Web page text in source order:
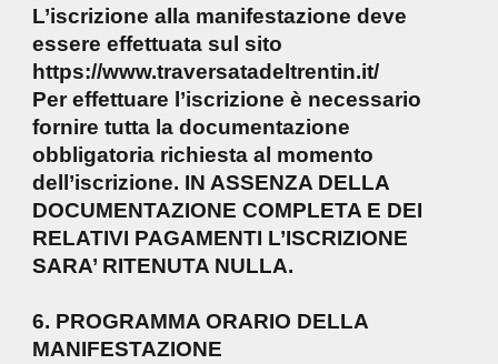
L’iscrizione alla manifestazione deve
essere effettuata sul sito
https://www.traversatadeltrentin.it/
Per effettuare l’iscrizione è necessario
fornire tutta la documentazione
obbligatoria richiesta al momento
dell’iscrizione. IN ASSENZA DELLA
DOCUMENTAZIONE COMPLETA E DEI
RELATIVI PAGAMENTI L’ISCRIZIONE
SARA’ RITENUTA NULLA.
6. PROGRAMMA ORARIO DELLA
MANIFESTAZIONE